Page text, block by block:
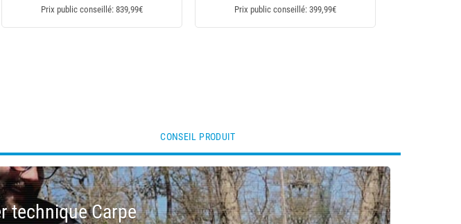
Prix public conseillé: 839,99€ Prix public conseillé: 399,99€
CONSEIL PRODUIT
technique Carpe